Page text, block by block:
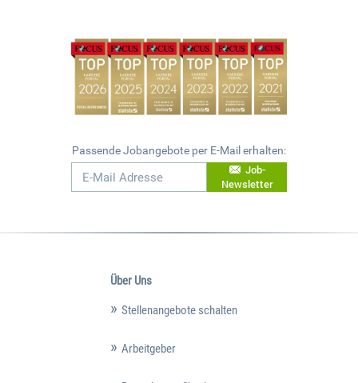
Passende Jobangebote per E-Mail erhalten:
Job-
Newsletter
Über Uns
Stellenangebote schalten
Arbeitgeber